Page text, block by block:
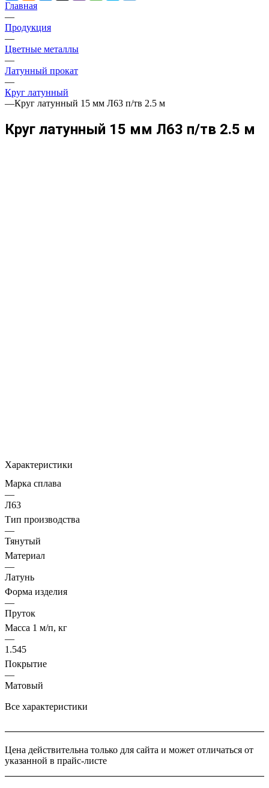
Главная
—
Продукция
—
Цветные металлы
—
Латунный прокат
—
Круг латунный
—Круг латунный 15 мм Л63 п/тв 2.5 м
Круг латунный 15 мм Л63 п/тв 2.5 м
Характеристики
Марка сплава
—
Л63
Тип производства
—
Тянутый
Материал
—
Латунь
Форма изделия
—
Пруток
Масса 1 м/п, кг
—
1.545
Покрытие
—
Матовый
Все характеристики
Цена действительна только для сайта и может отличаться от
указанной в прайс-листе